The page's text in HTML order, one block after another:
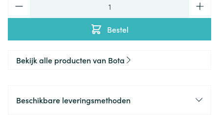
Bestel
Bekijk alle producten van Bota
Beschikbare leveringsmethoden